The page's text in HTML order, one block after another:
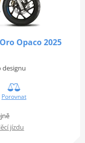
Opaco 2025
designu
Porovnat
jízdu